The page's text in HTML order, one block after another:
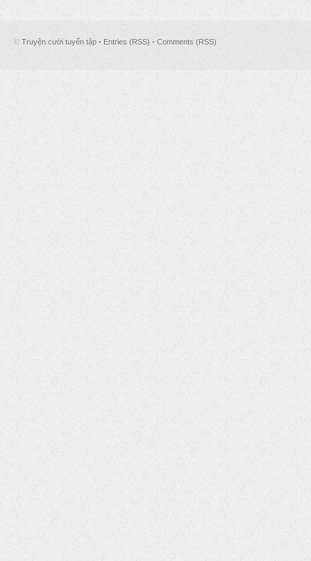
© Truyện cười tuyển tập • Entries (RSS) • Comments (RSS)